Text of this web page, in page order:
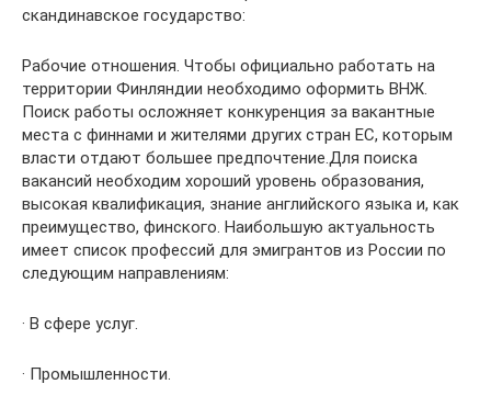
скандинавское государство:
Рабочие отношения. Чтобы официально работать на
территории Финляндии необходимо оформить ВНЖ.
Поиск работы осложняет конкуренция за вакантные
места с финнами и жителями других стран ЕС, которым
власти отдают большее предпочтение.Для поиска
вакансий необходим хороший уровень образования,
высокая квалификация, знание английского языка и, как
преимущество, финского. Наибольшую актуальность
имеет список профессий для эмигрантов из России по
следующим направлениям:
· В сфере услуг.
· Промышленности.